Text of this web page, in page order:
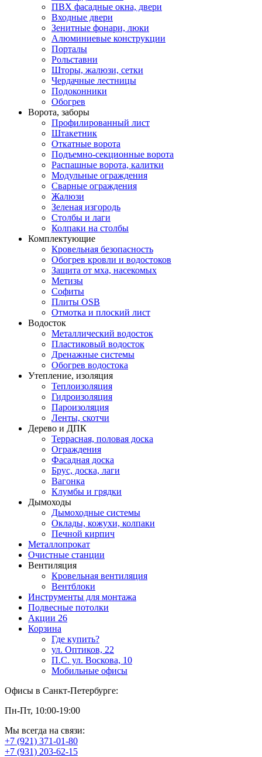
ПВХ фасадные окна, двери
Входные двери
Зенитные фонари, люки
Алюминиевые конструкции
Порталы
Рольставни
Шторы, жалюзи, сетки
Чердачные лестницы
Подоконники
Обогрев
Ворота, заборы
Профилированный лист
Штакетник
Откатные ворота
Подъемно-секционные ворота
Распашные ворота, калитки
Модульные ограждения
Сварные ограждения
Жалюзи
Зеленая изгородь
Столбы и лаги
Колпаки на столбы
Комплектующие
Кровельная безопасность
Обогрев кровли и водостоков
Защита от мха, насекомых
Метизы
Софиты
Плиты OSB
Отмотка и плоский лист
Водосток
Металлический водосток
Пластиковый водосток
Дренажные системы
Обогрев водостока
Утепление, изоляция
Теплоизоляция
Гидроизоляция
Пароизоляция
Ленты, скотчи
Дерево и ДПК
Террасная, половая доска
Ограждения
Фасадная доска
Брус, доска, лаги
Вагонка
Клумбы и грядки
Дымоходы
Дымоходные системы
Оклады, кожухи, колпаки
Печной кирпич
Металлопрокат
Очистные станции
Вентиляция
Кровельная вентиляция
Вентблоки
Инструменты для монтажа
Подвесные потолки
Акции 26
Корзина
Где купить?
ул. Оптиков, 22
П.С. ул. Воскова, 10
Мобильные офисы
Офисы в Санкт-Петербурге:
Пн-Пт, 10:00-19:00
Мы всегда на связи:
+7 (921) 371-01-80
+7 (931) 203-62-15